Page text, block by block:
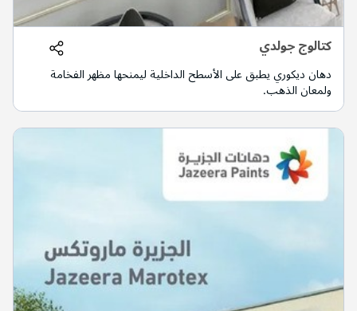
كتالوج جولدي
دهان ديكوري يطبق على الأسطح الداخلية ليمنحها مظهر الفخامة
ولمعان الذهب.